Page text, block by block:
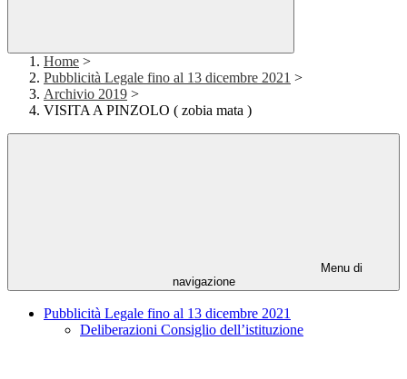
Home >
Pubblicità Legale fino al 13 dicembre 2021 >
Archivio 2019 >
VISITA A PINZOLO ( zobia mata )
Menu di
navigazione
Pubblicità Legale fino al 13 dicembre 2021
Deliberazioni Consiglio dell’istituzione